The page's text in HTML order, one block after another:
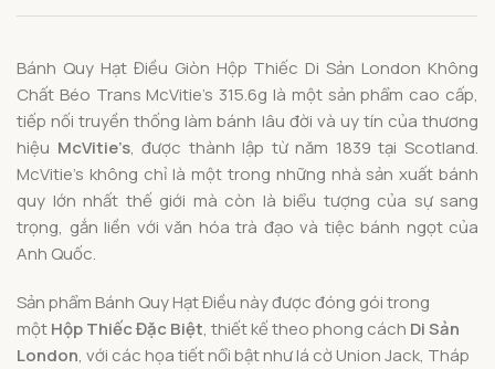
Bánh Quy Hạt Điều Giòn Hộp Thiếc Di Sản London Không
Chất Béo Trans McVitie’s 315.6g là một sản phẩm cao cấp,
tiếp nối truyền thống làm bánh lâu đời và uy tín của thương
hiệu McVitie’s, được thành lập từ năm 1839 tại Scotland.
McVitie’s không chỉ là một trong những nhà sản xuất bánh
quy lớn nhất thế giới mà còn là biểu tượng của sự sang
trọng, gắn liền với văn hóa trà đạo và tiệc bánh ngọt của
Anh Quốc.
Sản phẩm Bánh Quy Hạt Điều này được đóng gói trong
mộtHộp Thiếc Đặc Biệt, thiết kế theo phong cách Di Sản
London, với các họa tiết nổi bật như lá cờ Union Jack, Tháp